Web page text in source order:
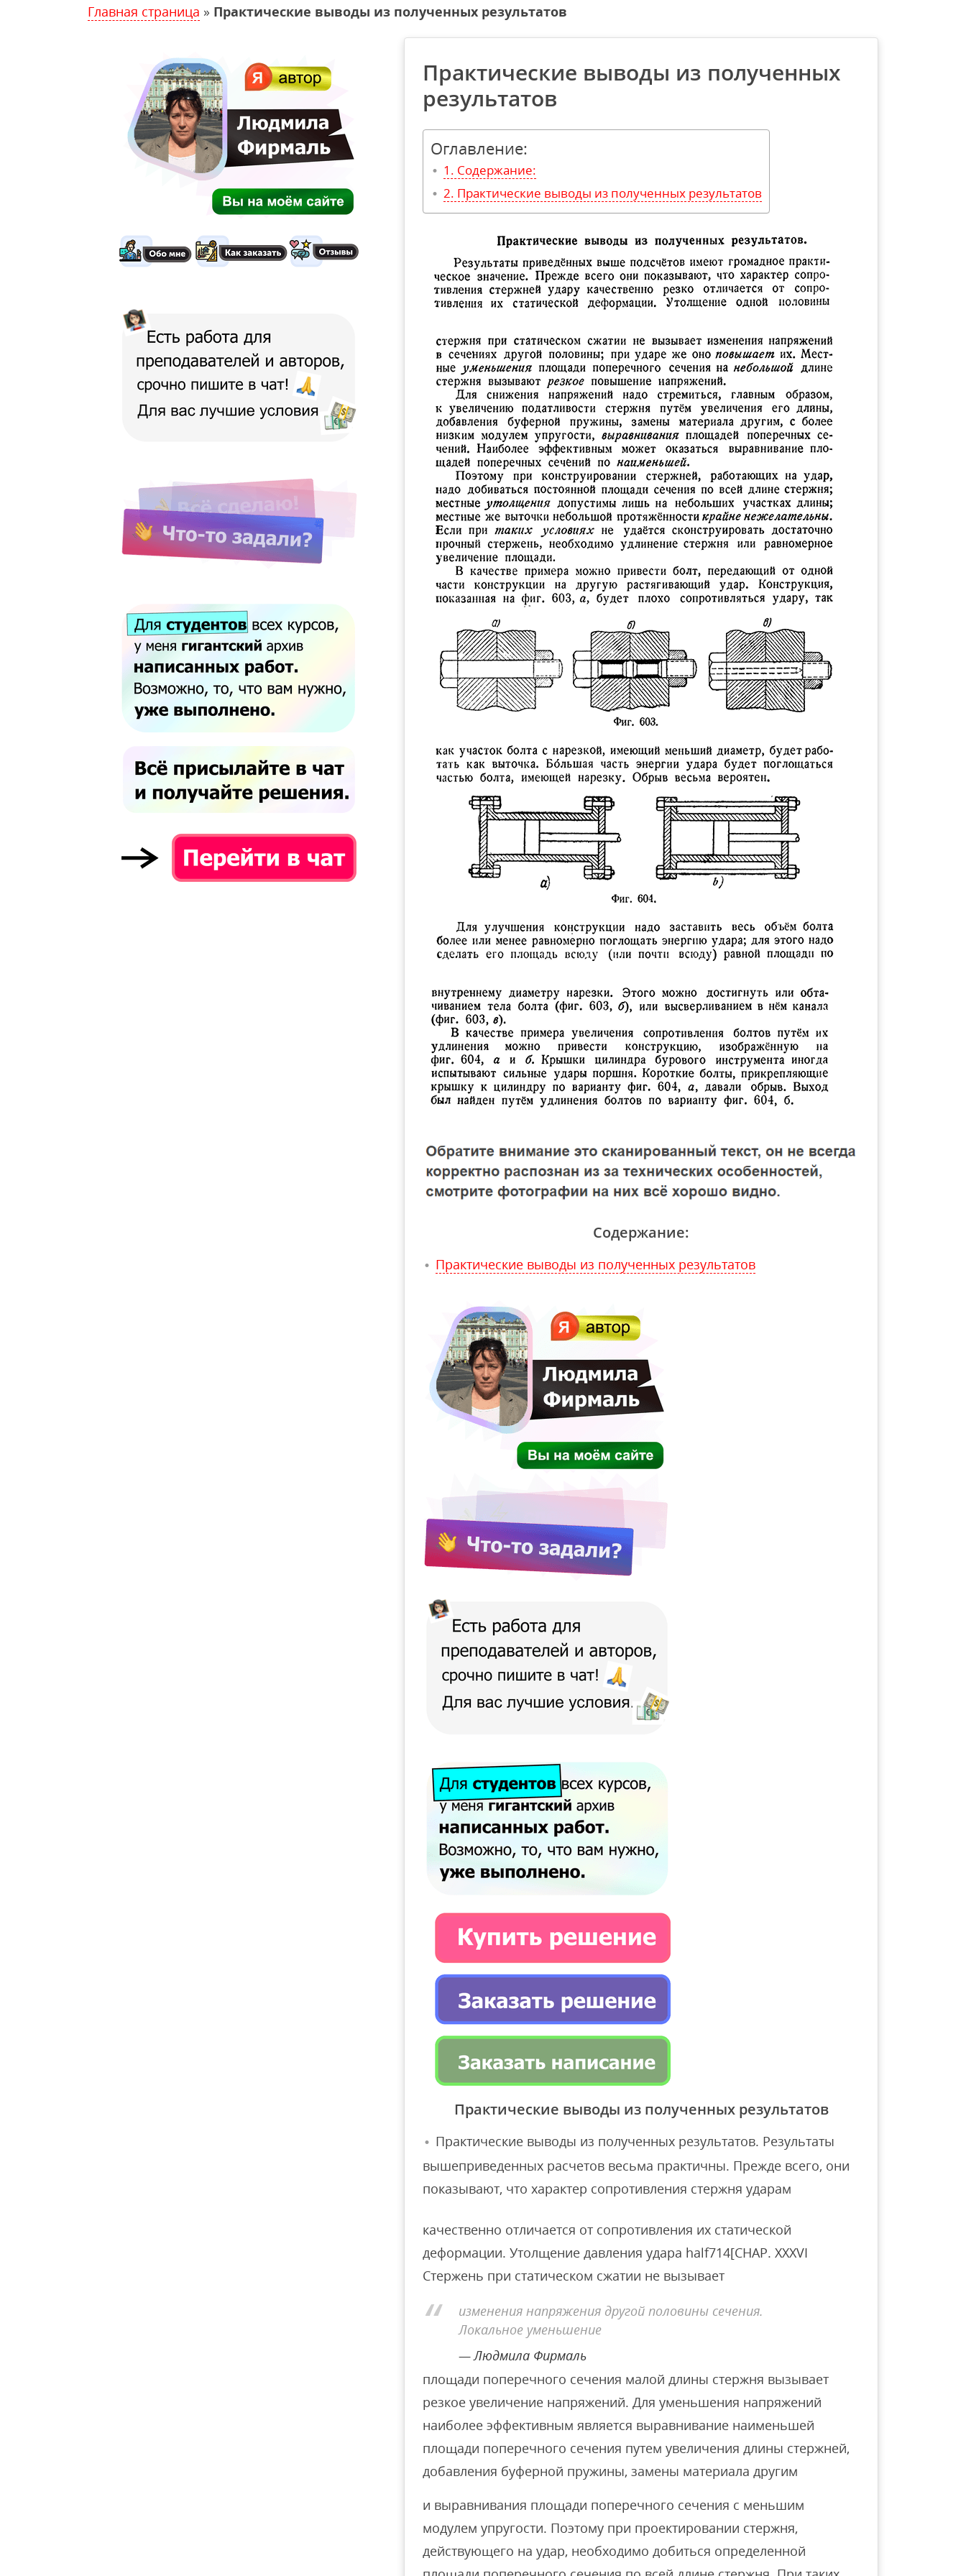
Главная страница » Практические выводы из полученных результатов
Практические выводы из полученных
результатов
Оглавление:
Содержание:
Практические выводы из полученных результатов
Содержание:
Практические выводы из полученных результатов
Практические выводы из полученных результатов
Практические выводы из полученных результатов. Результаты
вышеприведенных расчетов весьма практичны. Прежде всего, они
показывают, что характер сопротивления стержня ударам
качественно отличается от сопротивления их статической
деформации. Утолщение давления удара half714[CHAP. XXXVI
Стержень при статическом сжатии не вызывает
изменения напряжения другой половины сечения.
Локальное уменьшение
Людмила Фирмаль
площади поперечного сечения малой длины стержня вызывает
резкое увеличение напряжений. Для уменьшения напряжений
наиболее эффективным является выравнивание наименьшей
площади поперечного сечения путем увеличения длины стержней,
добавления буферной пружины, замены материала другим
и выравнивания площади поперечного сечения с меньшим
модулем упругости. Поэтому при проектировании стержня,
действующего на удар, необходимо добиться определенной